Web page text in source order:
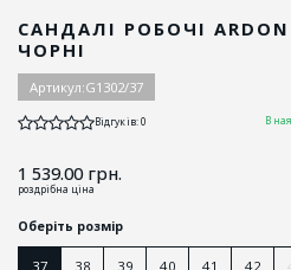
САНДАЛІ РОБОЧІ ARDON
ЧОРНІ
Артикул:G1302/37
Відгуків: 0 В
1 539.00грн.
роздрібна ціна
Оберіть розмір
37 38 39 40 41 42